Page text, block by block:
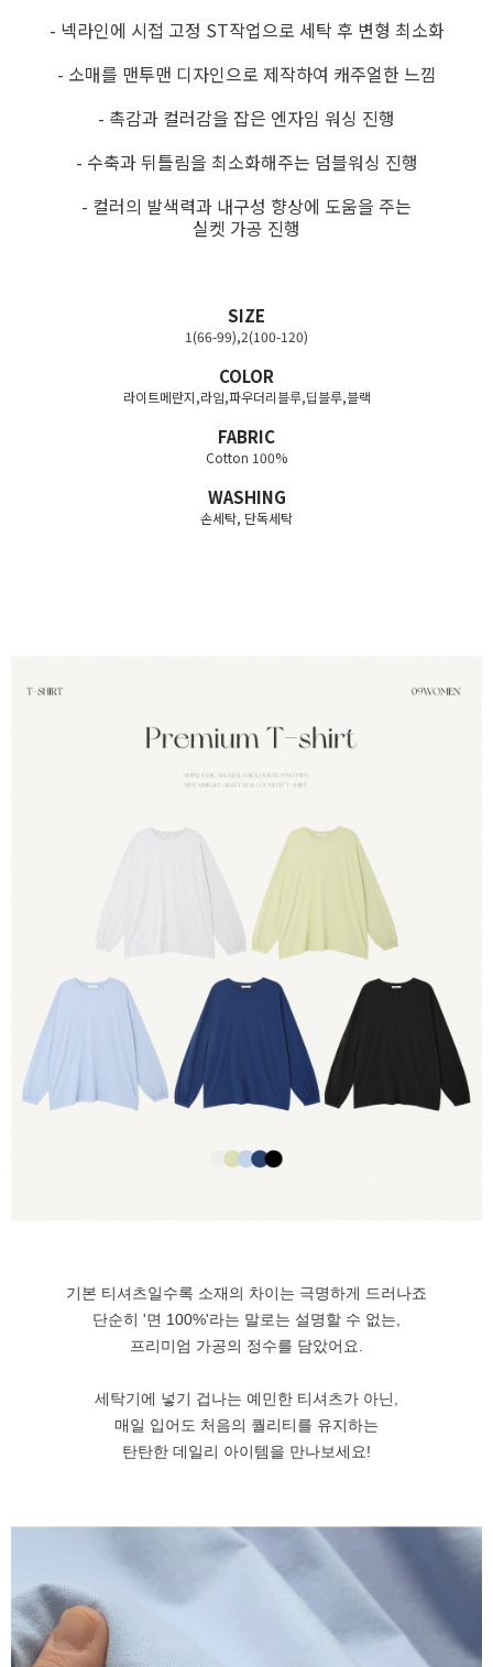
- 넥라인에 시접 고정 ST작업으로 세탁 후 변형 최소화
- 소매를 맨투맨 디자인으로 제작하여 캐주얼한 느낌
- 촉감과 컬러감을 잡은 엔자임 워싱 진행
- 수축과 뒤틀림을 최소화해주는 덤블워싱 진행
- 컬러의 발색력과 내구성 향상에 도움을 주는
실켓 가공 진행
SIZE
1(66-99),2(100-120)
COLOR
라이트메란지,라임,파우더리블루,딥블루,블랙
FABRIC
Cotton 100%
WASHING
손세탁, 단독세탁
기본 티셔츠일수록 소재의 차이는 극명하게 드러나죠
단순히 '면 100%'라는 말로는 설명할 수 없는,
프리미엄 가공의 정수를 담았어요.
세탁기에 넣기 겁나는 예민한 티셔츠가 아닌,
매일 입어도 처음의 퀄리티를 유지하는
탄탄한 데일리 아이템을 만나보세요!